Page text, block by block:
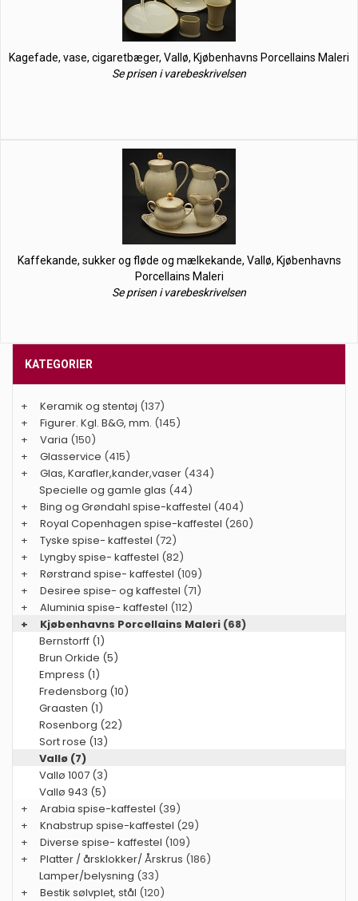
Kagefade, vase, cigaretbæger, Vallø, Kjøbenhavns Porcellains Maleri
Se prisen i varebeskrivelsen
Kaffekande, sukker og fløde og mælkekande, Vallø, Kjøbenhavns
Porcellains Maleri
Se prisen i varebeskrivelsen
KATEGORIER
+ Keramik og stentøj (137)
+
Figurer. Kgl. B&G, mm. (145)
+
Varia (150)
+
Glasservice (415)
+
Glas, Karafler,kander,vaser (434)
Specielle og gamle glas (44)
+
Bing og Grøndahl spise-kaffestel (404)
+
Royal Copenhagen spise-kaffestel (260)
+
Tyske spise- kaffestel (72)
+
Lyngby spise- kaffestel (82)
+
Rørstrand spise- kaffestel (109)
+
Desiree spise- og kaffestel (71)
+
Aluminia spise- kaffestel (112)
+
Kjøbenhavns Porcellains Maleri (68)
Bernstorff (1)
Brun Orkide (5)
Empress (1)
Fredensborg (10)
Graasten (1)
Rosenborg (22)
Sort rose (13)
Vallø (7)
Vallø 1007 (3)
Vallø 943 (5)
+
Arabia spise-kaffestel (39)
+
Knabstrup spise-kaffestel (29)
+
Diverse spise- kaffestel (109)
+
Platter / årsklokker/ Årskrus (186)
Lamper/belysning (33)
+
Bestik sølvplet, stål (120)